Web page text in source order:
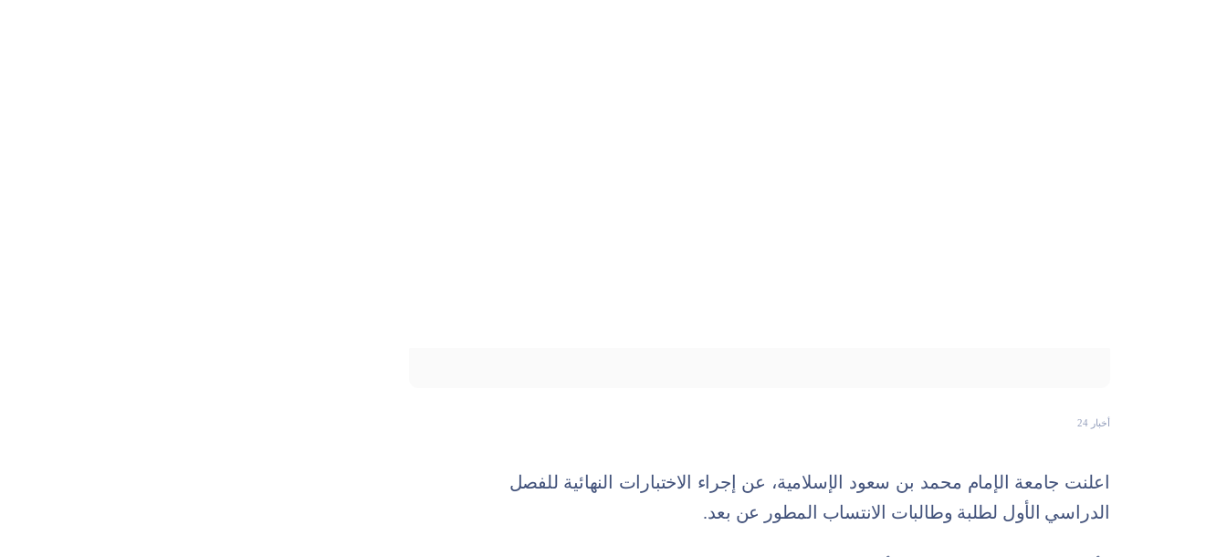
أخبار 24
اعلنت جامعة الإمام محمد بن سعود الإسلامية، عن إجراء ‏الاختبارات النهائية للفصل
الدراسي الأول لطلبة وطالبات ‏الانتساب المطور عن بعد.‏